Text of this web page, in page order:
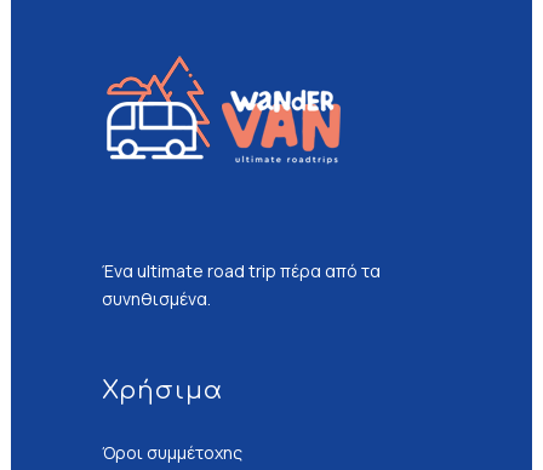
Ένα ultimate road trip πέρα από τα
συνηθισμένα.
Χρήσιμα
Όροι συμμέτοχης